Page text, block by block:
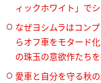
ィックホワイト」で
なぜヨシムラはコン
らオフ車をモタード
の珠玉の意欲作たち
愛車と自分を守る秋